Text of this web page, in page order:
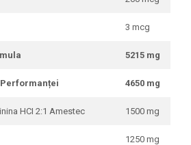
3 mcg
5215 mg
4650 mg
HCI 2:1 Amestec 1500 mg
1250 mg